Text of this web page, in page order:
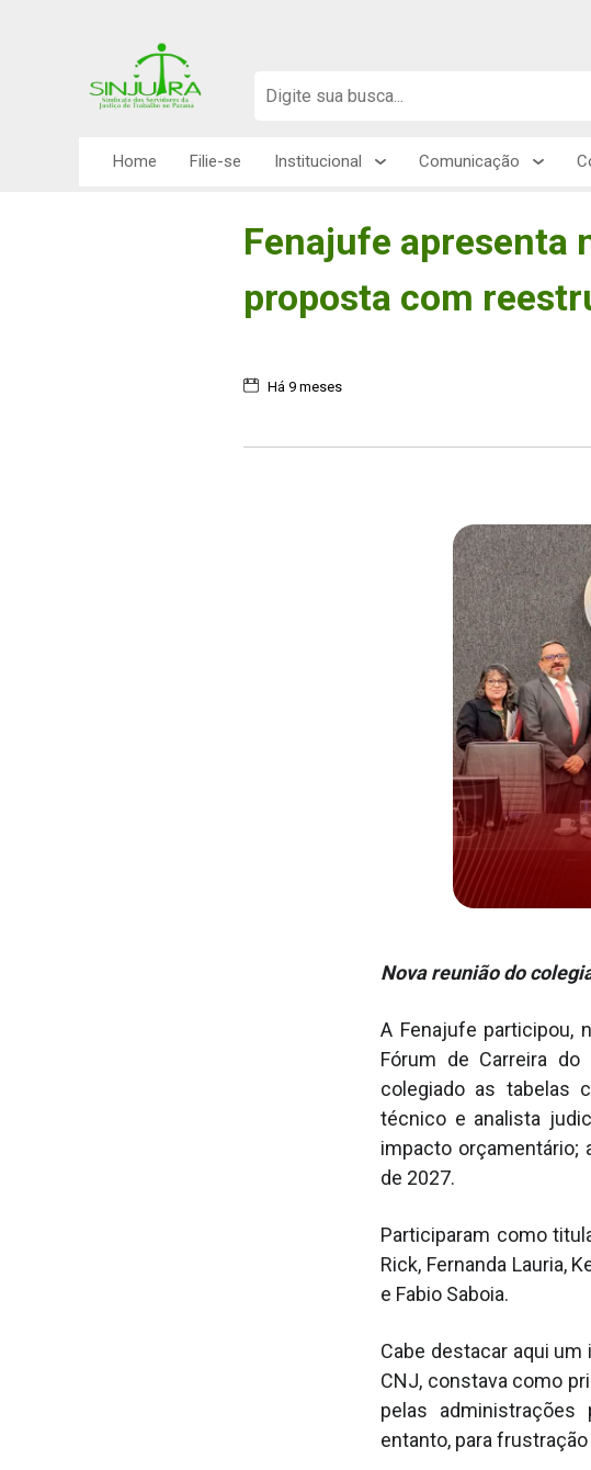
Home Filie-se Institucional Comunicação
Fenajufe apresenta
proposta com
Há 9 meses
Nova reunião do
A Fenajufe participou,
Fórum de Carreira
colegiado as tabelas
técnico e analista
impacto orçamentário;
de 2027.
Participaram como
Rick, Fernanda Lauria,
e Fabio Saboia.
Cabe destacar aqui
CNJ, constava como
pelas
entanto, para